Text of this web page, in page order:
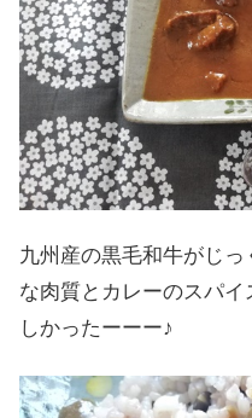
九州産の黒毛和牛がじ
な肉質とカレーのスパ
しかったーーー♪